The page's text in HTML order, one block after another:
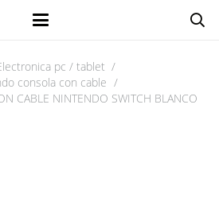
pc / tablet /
consola con cable /
CABLE NINTENDO SWITCH BLANCO